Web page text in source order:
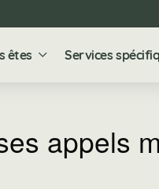
êtes Services
appels